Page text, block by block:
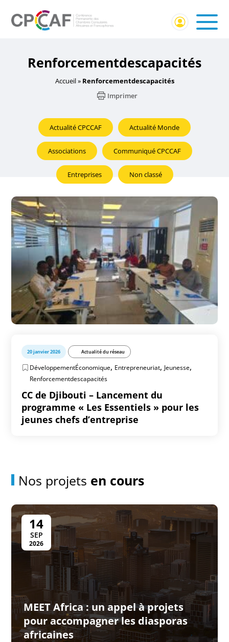
Renforcementdescapacités
Accueil» Renforcementdescapacités
Imprimer
Actualité CPCCAF Actualité Monde
Associations Communiqué CPCCAF
Entreprises Non classé
20 janvier 2026 Actualité du réseau
DéveloppementÉconomique, Entrepreneuriat, Jeunesse,
Renforcementdescapacités
CC de Djibouti – Lancement du
programme « Les Essentiels » pour les
jeunes chefs d’entreprise
Nos projets en cours
14
SEP
2026
MEET Africa : un appel à projets
pour accompagner les diasporas
africaines